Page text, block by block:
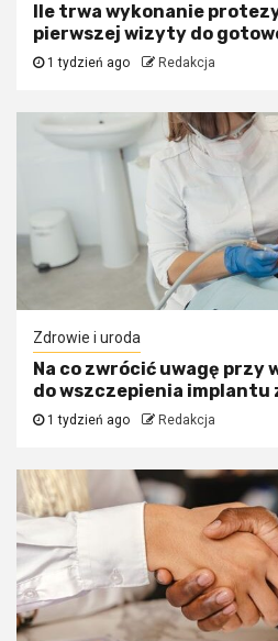
Ile trwa wykonanie
pierwszej wizyty do
1 tydzień ago Redakcja
Zdrowie i uroda
Na co zwrócić uwagę przy
do wszczepienia implantu
1 tydzień ago Redakcja